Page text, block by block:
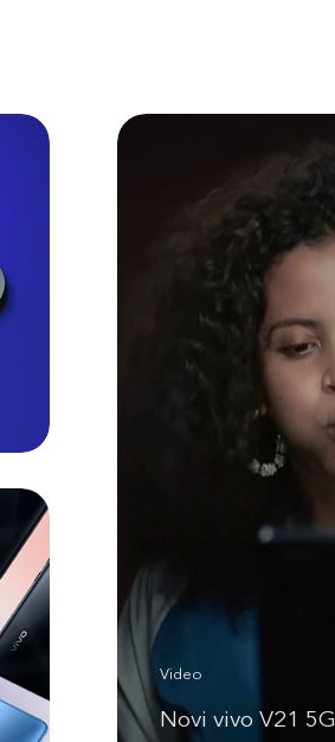
Video
Novi vivo V21 5G